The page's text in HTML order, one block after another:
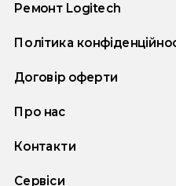
Ремонт Logitech
Політика
Договір оферти
Про нас
Контакти
Сервіси